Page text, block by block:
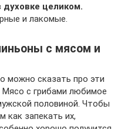
целиком.
и лакомые.
с мясом и
можно сказать про эти
с грибами любимое
половиной. Чтобы
как запекать их,